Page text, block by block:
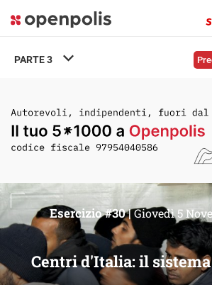
PARTE3
Centri d'Italia: il
Esercizio #30 |Giovedì 5